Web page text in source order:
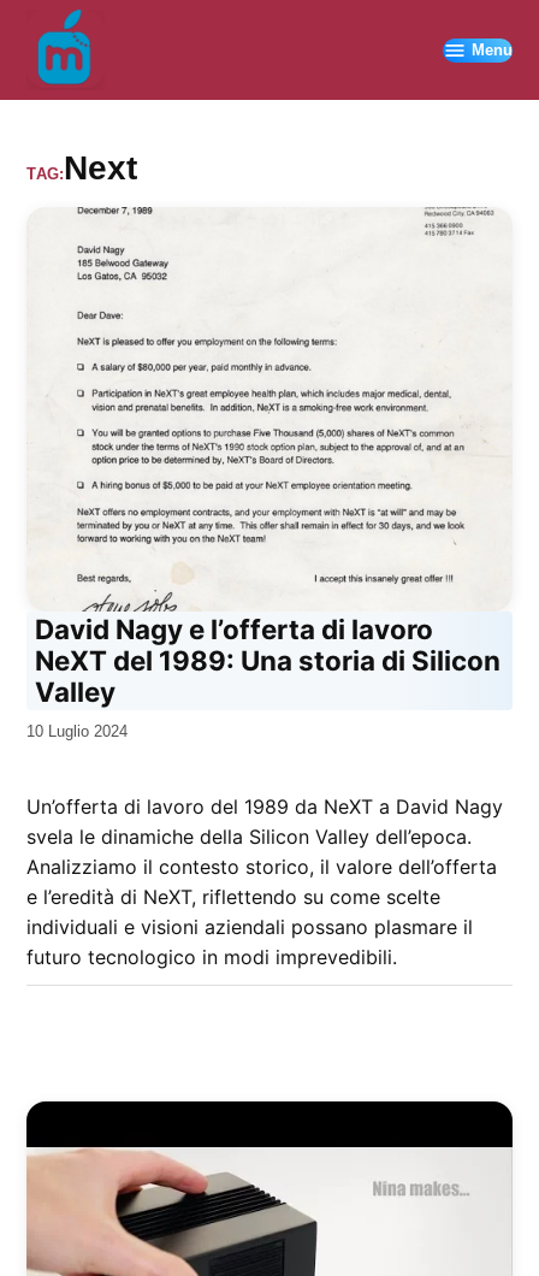
contenuto
Menu
TAG:Next
David Nagy e l’offerta di lavoro
NeXT del 1989: Una storia di Silicon
Valley
da
10 Luglio 2024
Un’offerta di lavoro del 1989 da NeXT a David Nagy
svela le dinamiche della Silicon Valley dell’epoca.
Analizziamo il contesto storico, il valore dell’offerta
e l’eredità di NeXT, riflettendo su come scelte
individuali e visioni aziendali possano plasmare il
futuro tecnologico in modi imprevedibili.